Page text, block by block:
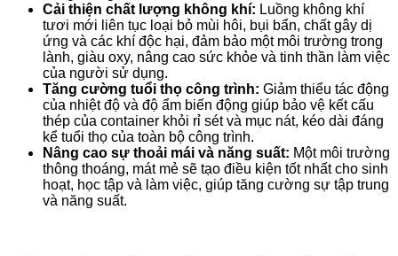
Cải thiện chất lượng không khí: Luồng không khí
tươi mới liên tục loại bỏ mùi hôi, bụi bẩn, chất gây dị
ứng và các khí độc hại, đảm bảo một môi trường trong
lành, giàu oxy, nâng cao sức khỏe và tinh thần làm việc
của người sử dụng.
Tăng cường tuổi thọ công trình: Giảm thiểu tác động
của nhiệt độ và độ ẩm biến động giúp bảo vệ kết cấu
thép của container khỏi rỉ sét và mục nát, kéo dài đáng
kể tuổi thọ của toàn bộ công trình.
Nâng cao sự thoải mái và năng suất: Một môi trường
thông thoáng, mát mẻ sẽ tạo điều kiện tốt nhất cho sinh
hoạt, học tập và làm việc, giúp tăng cường sự tập trung
và năng suất.